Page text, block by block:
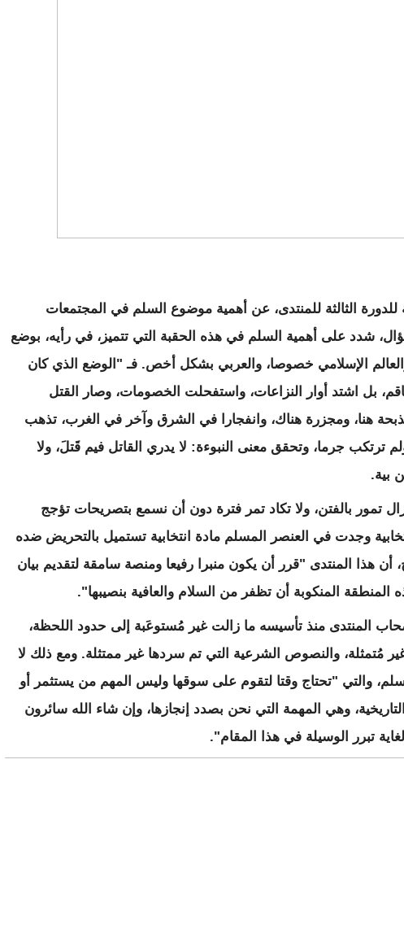
الثالثة للمنتدى، عن أهمية موضوع السلم في المجتمعات
شدد على أهمية السلم في هذه الحقبة التي تتميز، في رأيه، بوضع
الإسلامي خصوصا، والعربي بشكل أخص. فـ "الوضع الذي كان
بل اشتد أوار النزاعات، واستفحلت الخصومات، وصار القتل
هنا، ومجزرة هناك، وانفجارا في الشرق وآخر في الغرب، تذهب
ترتكب جرما، وتحقق معنى النبوءة: لا يدري القاتل فيم قَتلَ، ولا
بية.
تمور بالفتن، ولا تكاد تمر فترة دون أن نسمع بتصريحات تؤجج
وجدت في العنصر المسلم مادة انتخابية تستميل بالتحريض ضده
أن هذا المنتدى "قرر أن يكون منبرا رفيعا ومنصة سامقة لتقديم بيان
المنطقة المنكوبة أن تظفر من السلام والعافية بنصيبها".
المنتدى منذ تأسيسه ما زالت غير مُستوعَبة إلى حدود اللحظة،
غير مُتمثلة، والنصوص الشرعية التي تم سردها غير ممتثلة. ومع ذلك لا
والتي "تحتاج وقتا لتقوم على سوقها وليس المهم من يستثمر أو
وهي المهمة التي نحن بصدد إنجازها، وإن شاء الله سائرون
تبرر الوسيلة في هذا المقام".